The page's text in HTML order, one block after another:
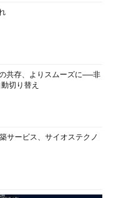
共存、よりスムーズに──非
切り替え
サービス、サイオステクノ